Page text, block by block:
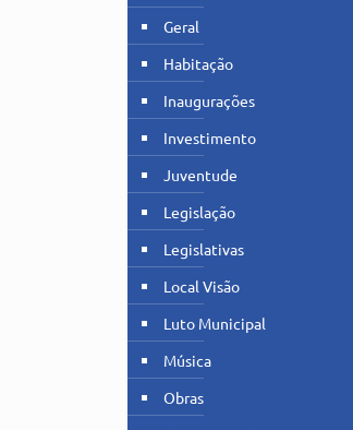
Geral
Habitação
Inaugurações
Investimento
Juventude
Legislação
Legislativas
Local Visão
Luto Municipal
Música
Obras